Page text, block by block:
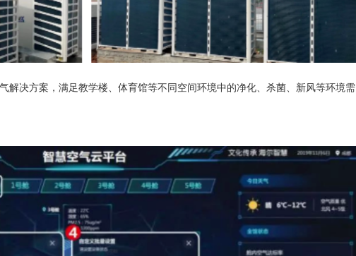
解决方案，满足教学楼、体育馆等不同空间环境中的净化、杀菌、新风等环境需